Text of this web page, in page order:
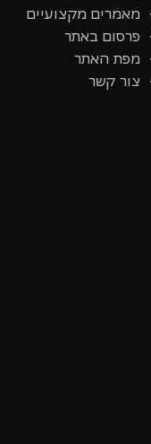
מאמרים מקצועיים
פרסום באתר
מפת האתר
צור קשר